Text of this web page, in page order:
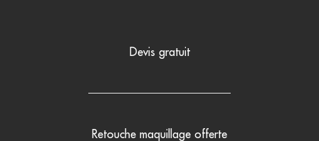
Devis gratuit
Retouche maquillage offerte